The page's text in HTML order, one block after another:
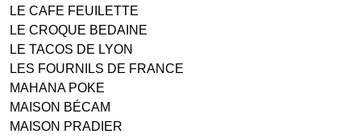
LE CAFE FEUILETTE
LE CROQUE BEDAINE
LE TACOS DE LYON
LES FOURNILS DE FRANCE
MAHANA POKE
MAISON BÉCAM
MAISON PRADIER